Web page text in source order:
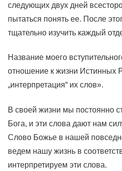
следующих двух дней
пытаться понять ее. После
тщательно изучить каждый
Название моего
отношение к жизни Истинных
„интерпретация“ их слов».
В своей жизни мы постоянно
Бога, и эти слова дают нам
Слово Божье в нашей
ведем нашу жизнь в
интерпретируем эти слова.